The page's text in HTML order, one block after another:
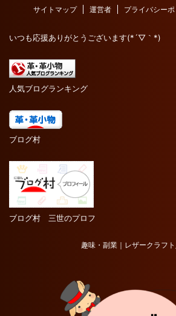
サイトマップ 運営者 プライバシー
いつも応援ありがとうございます(*´▽｀*)
人気ブログランキング
ブログ村
ブログ村 三世のプロフ
趣味・副業｜レザークラフ